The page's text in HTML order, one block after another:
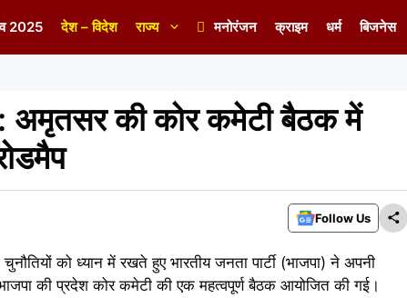
2025 देश – विदेश राज्य मनोरंजन क्राइम धर्म बिजनेस
अमृतसर की कोर कमेटी बैठक में
Follow Us
को ध्यान में रखते हुए भारतीय जनता पार्टी (भाजपा) ने अपनी
की प्रदेश कोर कमेटी की एक महत्वपूर्ण बैठक आयोजित की गई।